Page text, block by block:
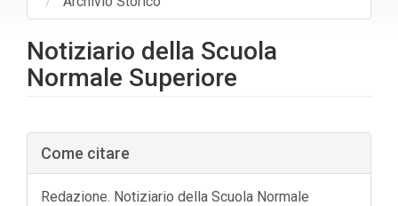
Notiziario della Scuola
Normale Superiore
Barra
laterale
dell'articolo
Come citare
Redazione. Notiziario della Scuola Normale